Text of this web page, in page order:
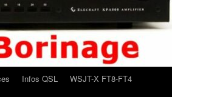
Infos QSL
WSJT-X FT8-FT4